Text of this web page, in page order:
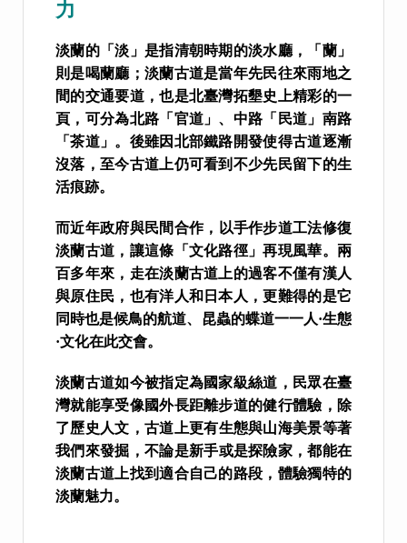
力
淡蘭的「淡」是指清朝時期的淡水廳 ，
「蘭」
則是喝蘭廳 ； 淡蘭古道是當年先民往來雨地之
間的交通要道，也是北臺灣拓墾史上精彩的一
頁 ， 可分為北路「官道」、中路「民道」南路
「茶道」。後雖因北部鐵路開發使得古道逐漸
沒落 ， 至今古道上仍可看到不少先民留下的生
活痕跡。
而近年政府與民間合作， 以手作步道工法修復
淡蘭古道 ， 讓這條「文化路徑」再現風華。兩
百多年來 ， 走在淡蘭古道上的過客不僅有漢人
與原住民 ， 也有洋人和日本人 ，更難得的是它
同時也是候鳥的航道、昆蟲的蝶道一一人·生態
·文化在此交會。
淡蘭古道如今被指定為國家級絲道 ， 民眾在臺
灣就能享受像國外長距離步道的健行體驗， 除
了歷史人文 ， 古道上更有生態與山海美景等著
我們來發掘 ， 不論是新手或是探險家 ，都能在
淡蘭古道上找到適合自己的路段 ， 體驗獨特的
淡蘭魅力。